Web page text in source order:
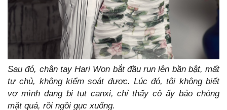
Sau đó, chân tay Hari Won bắt đầu run lên bần bật, mất
tự chủ, không kiểm soát được. Lúc đó, tôi không biết
vợ mình đang bị tụt canxi, chỉ thấy cô ấy bảo chóng
mặt quá, rồi ngồi gục xuống.